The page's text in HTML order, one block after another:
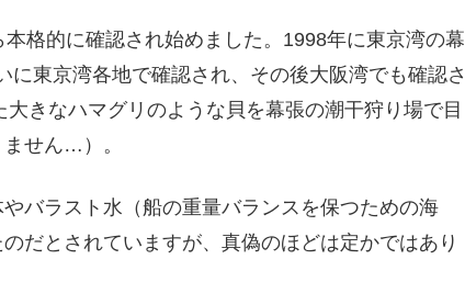
格的に確認され始めました。1998年に東京湾の幕
東京湾各地で確認され、その後大阪湾でも確認さ
きなハマグリのような貝を幕張の潮干狩り場で目
せん…）。
バラスト水（船の重量バランスを保つための海
だとされていますが、真偽のほどは定かではあり